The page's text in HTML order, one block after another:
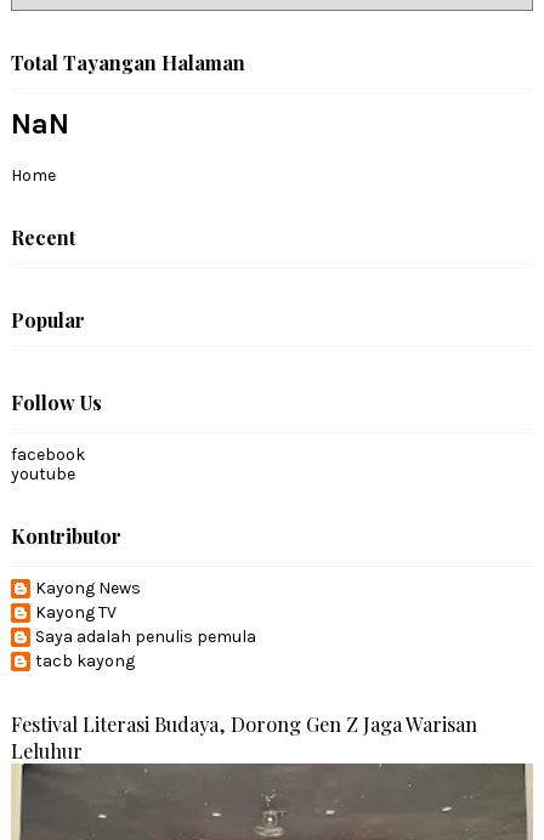
Total Tayangan Halaman
NaN
Home
Recent
Popular
Follow Us
facebook
youtube
Kontributor
Kayong News
Kayong TV
Saya adalah penulis pemula
tacb kayong
Festival Literasi Budaya, Dorong Gen Z Jaga Warisan
Leluhur